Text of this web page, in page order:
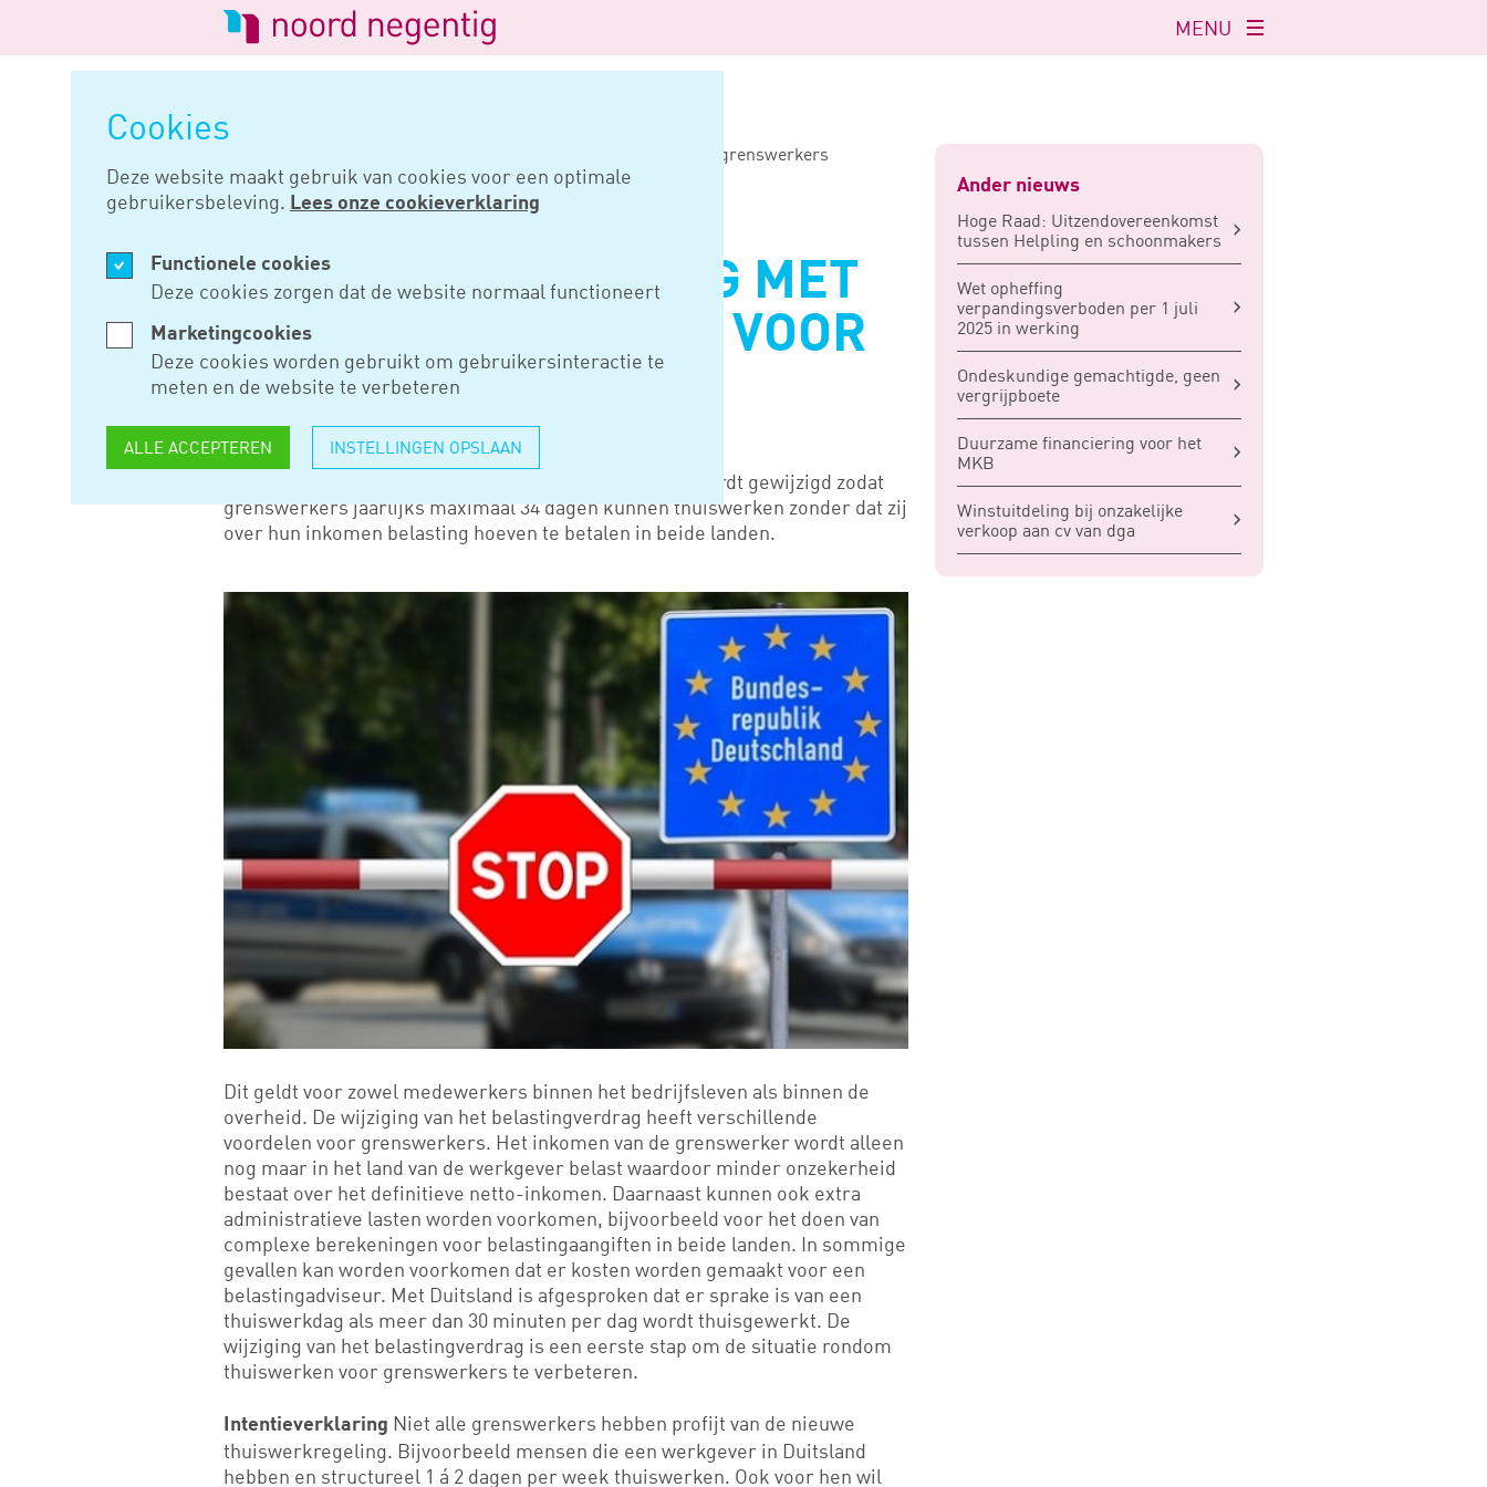
Cookies
Deze website maakt gebruik van cookies voor een optimale
gebruikersbeleving. Lees onze cookieverklaring
Functionele cookies
Deze cookies zorgen dat de website normaal functioneert
Marketingcookies
Deze cookies worden gebruikt om gebruikersinteractie te
meten en de website te verbeteren
ALLE ACCEPTEREN INSTELLINGEN OPSLAAN
Logo
van
Noord
Negentig
Navigatie
openen
MENU
Belastingverdrag met duitsland wijzigt voor grenswerkers
APR 17, 2025
BELASTINGVERDRAG MET
DUITSLAND WIJZIGT VOOR
GRENSWERKERS
Het belastingverdrag tussen Nederland en Duitsland wordt gewijzigd zodat
grenswerkers jaarlijks maximaal 34 dagen kunnen thuiswerken zonder dat zij
over hun inkomen belasting hoeven te betalen in beide landen.
Dit geldt voor zowel medewerkers binnen het bedrijfsleven als binnen de
overheid. De wijziging van het belastingverdrag heeft verschillende
voordelen voor grenswerkers. Het inkomen van de grenswerker wordt alleen
nog maar in het land van de werkgever belast waardoor minder onzekerheid
bestaat over het definitieve netto-inkomen. Daarnaast kunnen ook extra
administratieve lasten worden voorkomen, bijvoorbeeld voor het doen van
complexe berekeningen voor belastingaangiften in beide landen. In sommige
gevallen kan worden voorkomen dat er kosten worden gemaakt voor een
belastingadviseur. Met Duitsland is afgesproken dat er sprake is van een
thuiswerkdag als meer dan 30 minuten per dag wordt thuisgewerkt. De
wijziging van het belastingverdrag is een eerste stap om de situatie rondom
thuiswerken voor grenswerkers te verbeteren.
Intentieverklaring Niet alle grenswerkers hebben profijt van de nieuwe
thuiswerkregeling. Bijvoorbeeld mensen die een werkgever in Duitsland
hebben en structureel 1 á 2 dagen per week thuiswerken. Ook voor hen wil
Ander nieuws
Hoge Raad: Uitzendovereenkomst
tussen Helpling en schoonmakers
Wet opheffing
verpandingsverboden per 1 juli
2025 in werking
Ondeskundige gemachtigde, geen
vergrijpboete
Duurzame financiering voor het
MKB
Winstuitdeling bij onzakelijke
verkoop aan cv van dga